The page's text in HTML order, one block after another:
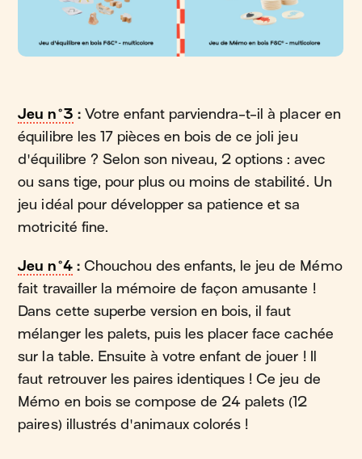
Jeu n°3 :Votre enfant parviendra-t-il à placer en
équilibre les 17 pièces en bois de ce joli jeu
d'équilibre ? Selon son niveau, 2 options : avec
ou sans tige, pour plus ou moins de stabilité. Un
jeu idéal pour développer sa patience et sa
motricité fine.
Jeu n°4:Chouchou des enfants, le jeu de Mémo
fait travailler la mémoire de façon amusante !
Dans cette superbe version en bois, il faut
mélanger les palets, puis les placer face cachée
sur la table. Ensuite à votre enfant de jouer ! Il
faut retrouver les paires identiques ! Ce jeu de
Mémo en bois se compose de 24 palets (12
paires) illustrés d'animaux colorés !